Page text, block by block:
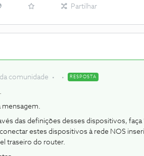
Partilhar
comunidade RESPOSTA
.
mensagem.
das definições desses dispositivos, faça
estes dispositivos à rede NOS
traseiro do router.